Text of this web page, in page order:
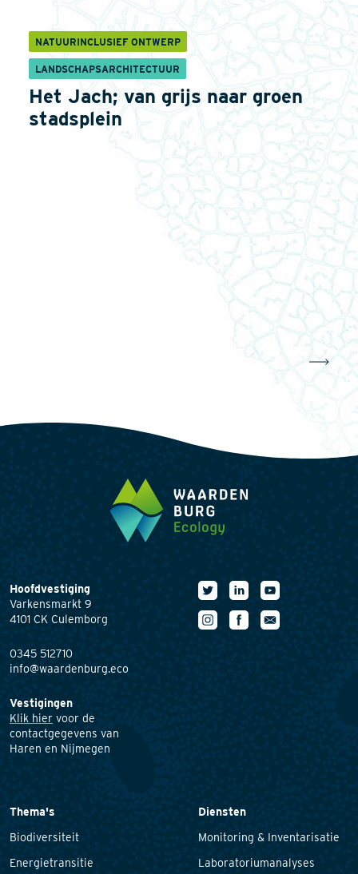
NATUURINCLUSIEF ONTWERP
LANDSCHAPSARCHITECTUUR
Het Jach; van grijs naar groen
stadsplein
Hoofdvestiging
Varkensmarkt 9
4101 CK Culemborg
0345 512710
info@waardenburg.eco
Vestigingen
Klik hier voor de
contactgegevens van
Haren en Nijmegen
Thema's
Biodiversiteit
Energietransitie
Diensten
Monitoring & Inventarisatie
Laboratoriumanalyses